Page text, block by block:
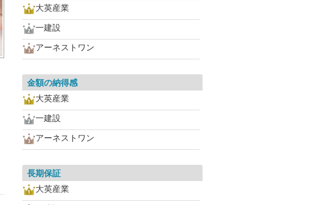
大英産業
一建設
アーネストワン
金額の納得感
大英産業
一建設
アーネストワン
長期保証
大英産業